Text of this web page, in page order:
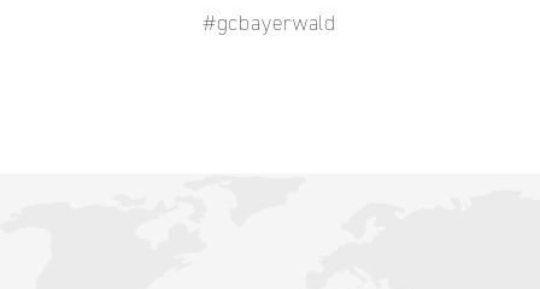
#gcbayerwald